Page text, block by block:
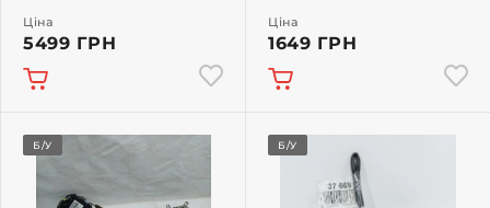
Ціна
5499 ГРН
Ціна
1649 ГРН
Б/У Б/У